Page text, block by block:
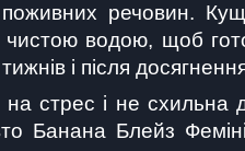
поживних речовин.
водою, щоб
тижнів і після
на стрес і не
Банана Блейз